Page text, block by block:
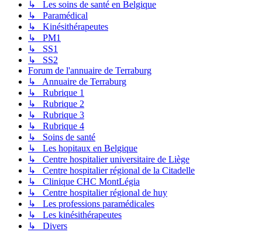
↳ Les soins de santé en Belgique
↳ Paramédical
↳ Kinésithérapeutes
↳ PM1
↳ SS1
↳ SS2
Forum de l'annuaire de Terraburg
↳ Annuaire de Terraburg
↳ Rubrique 1
↳ Rubrique 2
↳ Rubrique 3
↳ Rubrique 4
↳ Soins de santé
↳ Les hopitaux en Belgique
↳ Centre hospitalier universitaire de Liège
↳ Centre hospitalier régional de la Citadelle
↳ Clinique CHC MontLégia
↳ Centre hospitalier régional de huy
↳ Les professions paramédicales
↳ Les kinésithérapeutes
↳ Divers